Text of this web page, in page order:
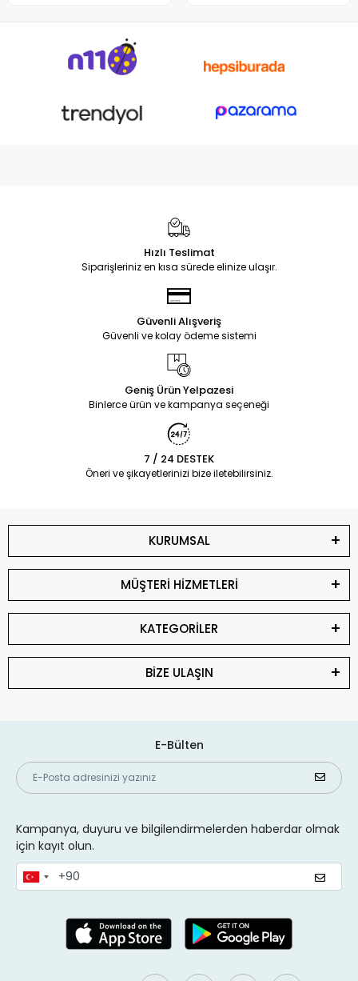
Hızlı Teslimat
Siparişleriniz en kısa sürede elinize ulaşır.
Güvenli Alışveriş
Güvenli ve kolay ödeme sistemi
Geniş Ürün Yelpazesi
Binlerce ürün ve kampanya seçeneği
7 / 24 DESTEK
Öneri ve şikayetlerinizi bize iletebilirsiniz.
KURUMSAL
MÜŞTERİ HİZMETLERİ
KATEGORİLER
BİZE ULAŞIN
E-Bülten
Kampanya, duyuru ve bilgilendirmelerden haberdar olmak
için kayıt olun.